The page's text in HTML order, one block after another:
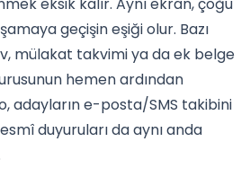
geçişin eşiği olur. Bazı
mülakat takvimi ya da ek belge
hemen ardından
adayların e-posta/SMS takibini
duyuruları da aynı anda